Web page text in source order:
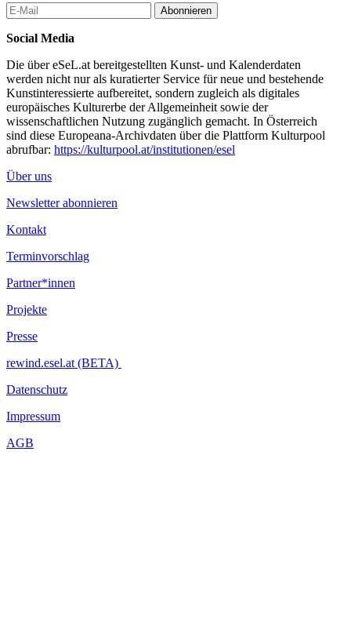
Abonnieren
Social Media
Die über eSeL.at bereitgestellten Kunst- und Kalenderdaten
werden nicht nur als kuratierter Service für neue und bestehende
Kunstinteressierte aufbereitet, sondern zugleich als digitales
europäisches Kulturerbe der Allgemeinheit sowie der
wissenschaftlichen Nutzung zugänglich gemacht. In Österreich
sind diese Europeana-Archivdaten über die Plattform Kulturpool
abrufbar: https://kulturpool.at/institutionen/esel
Über uns
Newsletter abonnieren
Kontakt
Terminvorschlag
Partner*innen
Projekte
Presse
rewind.esel.at (BETA)
Datenschutz
Impressum
AGB